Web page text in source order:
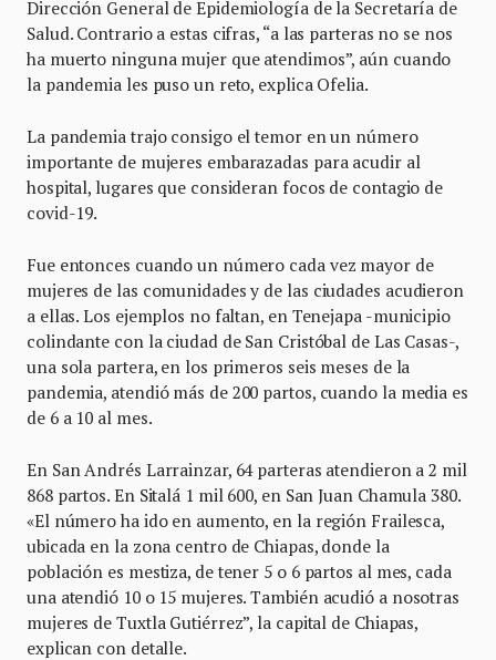
Dirección General de Epidemiología de la Secretaría de
Salud. Contrario a estas cifras, “a las parteras no se nos
ha muerto ninguna mujer que atendimos”, aún cuando
la pandemia les puso un reto, explica Ofelia.
La pandemia trajo consigo el temor en un número
importante de mujeres embarazadas para acudir al
hospital, lugares que consideran focos de contagio de
covid-19.
Fue entonces cuando un número cada vez mayor de
mujeres de las comunidades y de las ciudades acudieron
a ellas. Los ejemplos no faltan, en Tenejapa -municipio
colindante con la ciudad de San Cristóbal de Las Casas-,
una sola partera, en los primeros seis meses de la
pandemia, atendió más de 200 partos, cuando la media es
de 6 a 10 al mes.
En San Andrés Larrainzar, 64 parteras atendieron a 2 mil
868 partos. En Sitalá 1 mil 600, en San Juan Chamula 380.
«El número ha ido en aumento, en la región Frailesca,
ubicada en la zona centro de Chiapas, donde la
población es mestiza, de tener 5 o 6 partos al mes, cada
una atendió 10 o 15 mujeres. También acudió a nosotras
mujeres de Tuxtla Gutiérrez”, la capital de Chiapas,
explican con detalle.